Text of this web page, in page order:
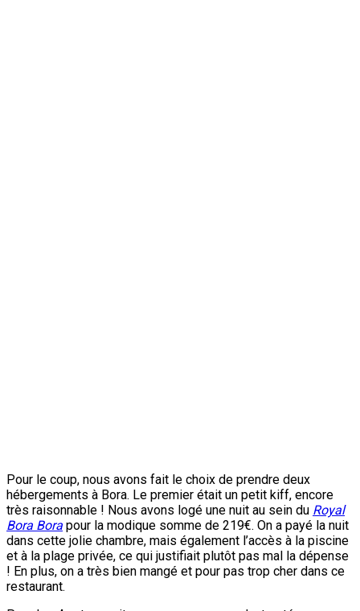
Pour le coup, nous avons fait le choix de prendre deux
hébergements à Bora. Le premier était un petit kiff, encore
très raisonnable ! Nous avons logé une nuit au sein du Royal
Bora Bora pour la modique somme de 219€. On a payé la nuit
dans cette jolie chambre, mais également l’accès à la piscine
et à la plage privée, ce qui justifiait plutôt pas mal la dépense
! En plus, on a très bien mangé et pour pas trop cher dans ce
restaurant.